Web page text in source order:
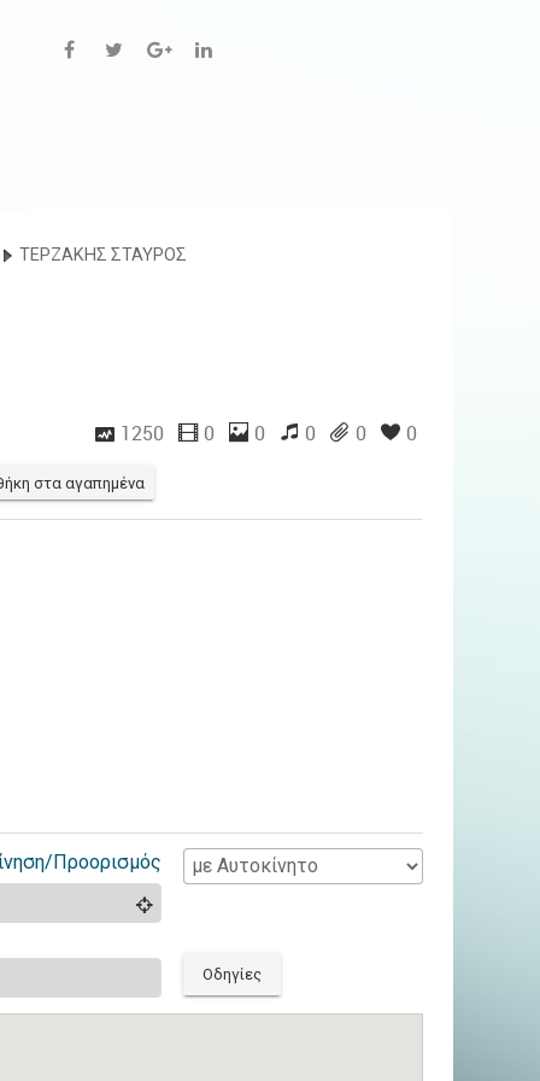
ΤΕΡΖΑΚΗΣ ΣΤΑΥΡΟΣ
1250 0 0 0 0 0
στα αγαπημένα
Προορισμός
Οδηγίες